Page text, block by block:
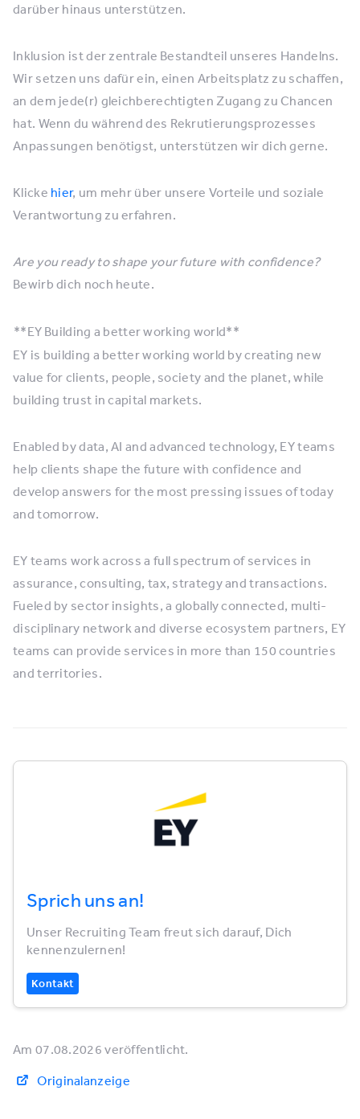
darüber hinaus unterstützen.
Inklusion ist der zentrale Bestandteil unseres Handelns.
Wir setzen uns dafür ein, einen Arbeitsplatz zu schaffen,
an dem jede(r) gleichberechtigten Zugang zu Chancen
hat. Wenn du während des Rekrutierungsprozesses
Anpassungen benötigst, unterstützen wir dich gerne.
Klicke hier, um mehr über unsere Vorteile und soziale
Verantwortung zu erfahren.
Are you ready to shape your future with confidence?
Bewirb dich noch heute.
**EY Building a better working world**
EY is building a better working world by creating new
value for clients, people, society and the planet, while
building trust in capital markets.
Enabled by data, AI and advanced technology, EY teams
help clients shape the future with confidence and
develop answers for the most pressing issues of today
and tomorrow.
EY teams work across a full spectrum of services in
assurance, consulting, tax, strategy and transactions.
Fueled by sector insights, a globally connected, multi-
disciplinary network and diverse ecosystem partners, EY
teams can provide services in more than 150 countries
and territories.
Sprich uns an!
Unser Recruiting Team freut sich darauf, Dich
kennenzulernen!
Kontakt
Am 07.08.2026 veröffentlicht.
Originalanzeige